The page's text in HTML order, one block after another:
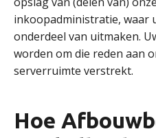
inkoopadministratie, waar
onderdeel van uitmaken.
worden om die reden aan
serverruimte verstrekt.
Hoe